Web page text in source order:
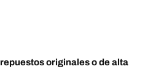
repuestos originales o de alta